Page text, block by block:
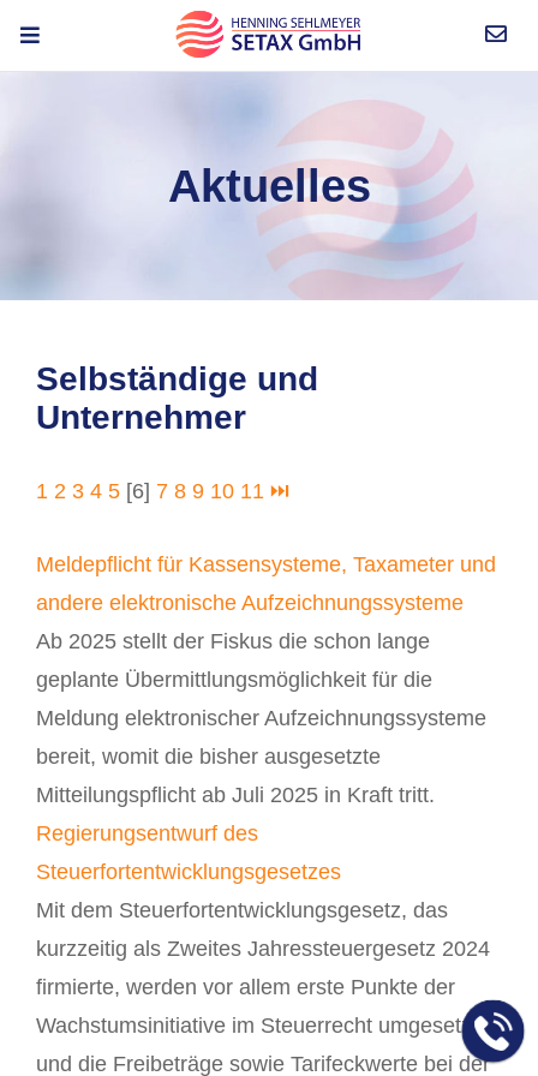
Aktuelles
Selbständige und
Unternehmer
1 2 3 4 5 [6] 7 8 9 10 11 ⏭
Meldepflicht für Kassensysteme, Taxameter und
andere elektronische Aufzeichnungssysteme
Ab 2025 stellt der Fiskus die schon lange
geplante Übermittlungsmöglichkeit für die
Meldung elektronischer Aufzeichnungssysteme
bereit, womit die bisher ausgesetzte
Mitteilungspflicht ab Juli 2025 in Kraft tritt.
Regierungsentwurf des
Steuerfortentwicklungsgesetzes
Mit dem Steuerfortentwicklungsgesetz, das
kurzzeitig als Zweites Jahressteuergesetz 2024
firmierte, werden vor allem erste Punkte der
Wachstumsinitiative im Steuerrecht umgesetzt
und die Freibeträge sowie Tarifeckwerte bei der